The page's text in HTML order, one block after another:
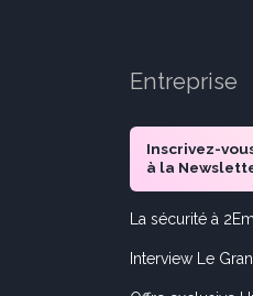
Entreprise
Inscrivez-
à la
La sécurité à
Interview Le